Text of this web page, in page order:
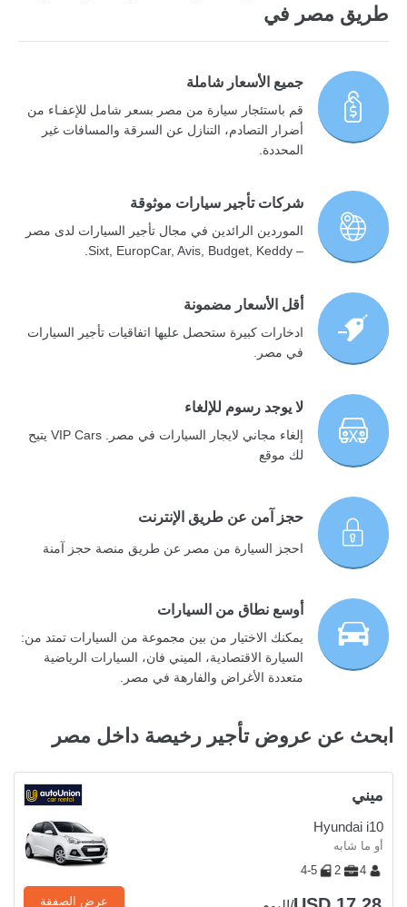
طريق مصر في
جميع الأسعار شاملة
قم باستئجار سيارة من مصر بسعر شامل للإعفـاء من
أضرار التصادم، التنازل عن السرقة والمسافات غير
المحددة.
شركات تأجير سيارات موثوقة
الموردين الرائدين في مجال تأجير السيارات لدى مصر
– Sixt, EuropCar, Avis, Budget, Keddy.
أقل الأسعار مضمونة
ادخارات كبيرة ستحصل عليها اتفاقيات تأجير السيارات
في مصر.
لا يوجد رسوم للإلغاء
إلغاء مجاني لايجار السيارات في مصر. VIP Cars يتيح
لك موقع
حجز آمن عن طريق الإنترنت
احجز السيارة من مصر عن طريق منصة حجز آمنة
أوسع نطاق من السيارات
يمكنك الاختيار من بين مجموعة من السيارات تمتد من:
السيارة الاقتصادية، الميني فان، السيارات الرياضية
متعددة الأغراض والفارهة في مصر.
ابحث عن عروض تأجير رخيصة داخل مصر
ميني
Hyundai i10
أو ما شابه
4
2
4-5
عرض الصفقة